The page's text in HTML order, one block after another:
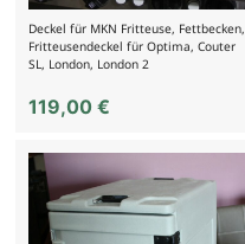
Deckel für MKN Fritteuse, Fettbecken,
Fritteusendeckel für Optima, Couter
SL, London, London 2
119,00 €